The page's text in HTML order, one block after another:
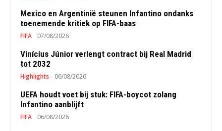
Mexico en Argentinië steunen Infantino ondanks
toenemende kritiek op FIFA-baas
FIFA 07/08/2026
Vinícius Júnior verlengt contract bij Real Madrid
tot 2032
Highlights 06/08/2026
UEFA houdt voet bij stuk: FIFA-boycot zolang
Infantino aanblijft
FIFA 06/08/2026